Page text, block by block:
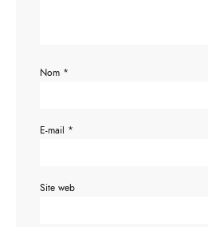
Nom *
E-mail *
Site web